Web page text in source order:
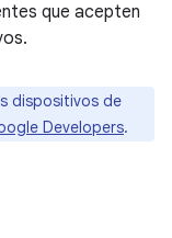
que acepten
dispositivos de
Developers.